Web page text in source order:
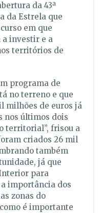
da 43ª
da Estrela que
em que
a investir e a
territórios de
programa de
no terreno e que
milhões de euros já
nos últimos dois
territorial”, frisou a
criados 26 mil
também
já que
para
importância dos
zonas do
é importante